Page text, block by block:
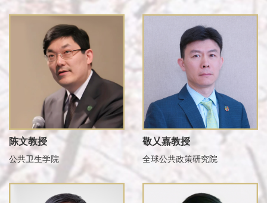
陈文教授
公共卫生学院
敬乂嘉教授
全球公共政策研究院